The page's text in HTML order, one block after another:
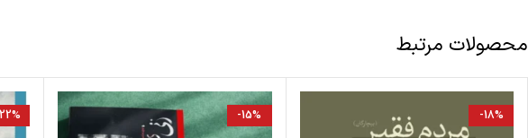
محصولات مرتبط
-18%
-15%